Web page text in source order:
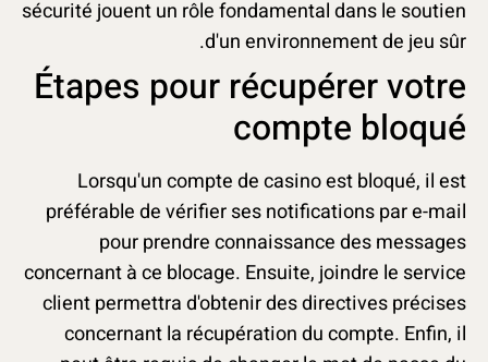
sécurité jouent un rôle fondamental dans le soutien
d'un environnement de jeu sûr.
Étapes pour récupérer votre
compte bloqué
Lorsqu'un compte de casino est bloqué, il est
préférable de vérifier ses notifications par e-mail
pour prendre connaissance des messages
concernant à ce blocage. Ensuite, joindre le service
client permettra d'obtenir des directives précises
concernant la récupération du compte. Enfin, il